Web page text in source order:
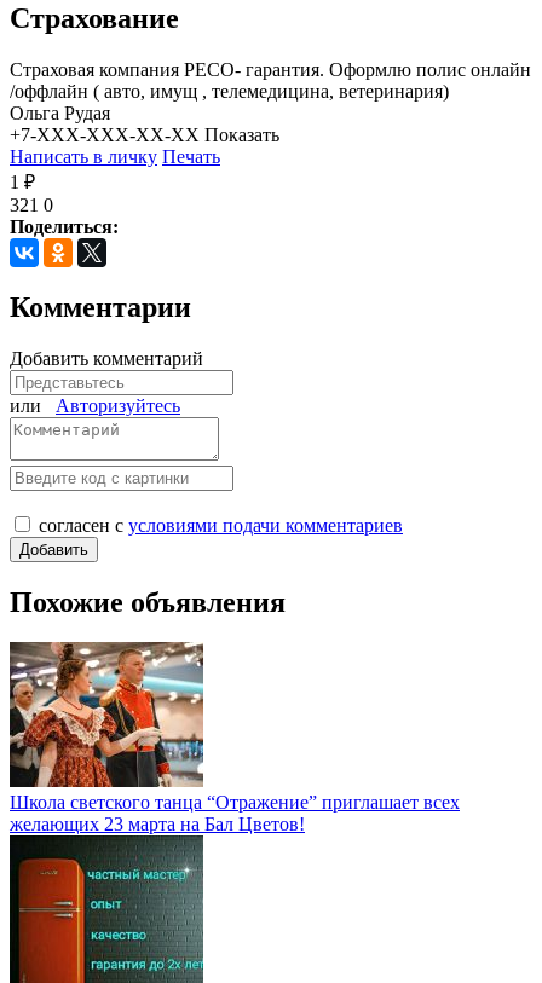
Страхование
Страховая компания РЕСО- гарантия. Оформлю полис онлайн
/оффлайн ( авто, имущ , телемедицина, ветеринария)
Ольга Рудая
+7-XXX-XXX-XX-XX Показать
Написать в личку Печать
1 ₽
321 0
Поделиться:
Комментарии
Добавить комментарий
или Авторизуйтесь
согласен с условиями подачи комментариев
Похожие объявления
Школа светского танца “Отражение” приглашает всех
желающих 23 марта на Бал Цветов!